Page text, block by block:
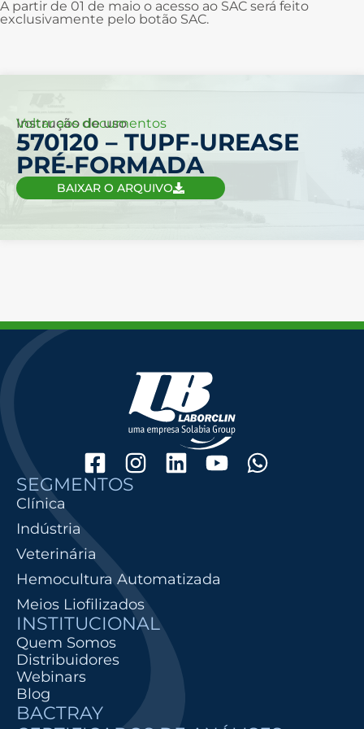
A partir de 01 de maio o acesso ao SAC será feito
exclusivamente pelo botão SAC.
Voltar aos documentos
Instrução de uso
570120 – TUPF-UREASE
PRÉ-FORMADA
BAIXAR O ARQUIVO
SEGMENTOS
Clínica
Indústria
Veterinária
Hemocultura Automatizada
Meios Liofilizados
INSTITUCIONAL
Quem Somos
Distribuidores
Webinars
Blog
BACTRAY